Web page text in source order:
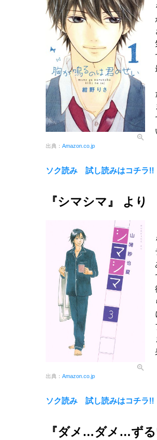
出典： Amazon.co.jp
ソク読み 試し読みはコチラ!!
『シマシマ』 より
出典： Amazon.co.jp
ソク読み 試し読みはコチラ!!
『ダメ…ダメ…ずる